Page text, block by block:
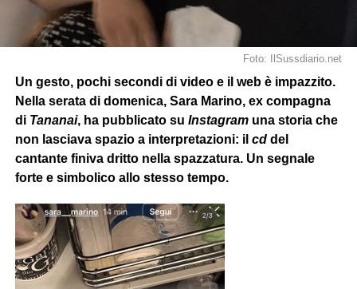
Foto: IlSussdiario.net
Un gesto, pochi secondi di video e il web è impazzito.
Nella serata di domenica, Sara Marino, ex compagna
di Tananai, ha pubblicato su Instagramuna storia che
non lasciava spazio a interpretazioni: il cddel
cantante finiva dritto nella spazzatura. Un segnale
forte e simbolico allo stesso tempo.